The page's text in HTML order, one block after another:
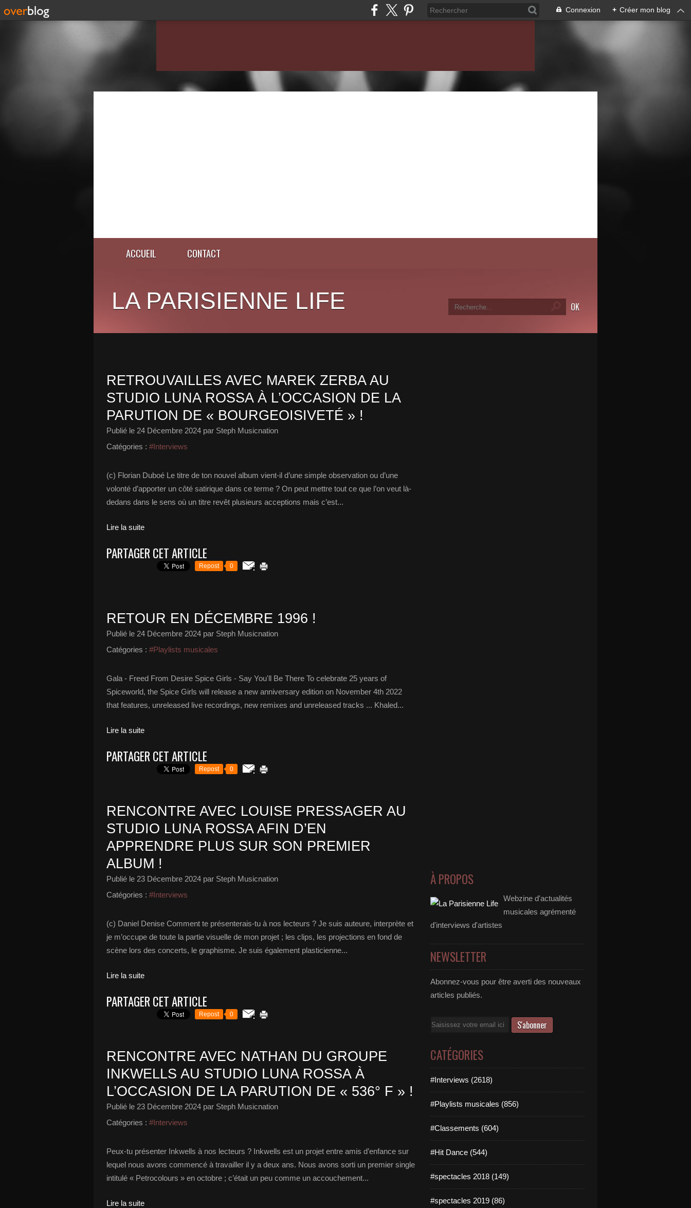
Connexion + Créer mon blog
ACCUEIL CONTACT
LA PARISIENNE LIFE
RETROUVAILLES AVEC MAREK ZERBA AU
STUDIO LUNA ROSSA À L’OCCASION DE LA
PARUTION DE « BOURGEOISIVETÉ » !
Publié le 24 Décembre 2024 par Steph Musicnation
Catégories : #Interviews
(c) Florian Duboé Le titre de ton nouvel album vient-il d’une simple observation ou d’une
volonté d’apporter un côté satirique dans ce terme ? On peut mettre tout ce que l’on veut là-
dedans dans le sens où un titre revêt plusieurs acceptions mais c’est...
Lire la suite
PARTAGER CET ARTICLE
Repost 0
RETOUR EN DÉCEMBRE 1996 !
Publié le 24 Décembre 2024 par Steph Musicnation
Catégories : #Playlists musicales
Gala - Freed From Desire Spice Girls - Say You'll Be There To celebrate 25 years of
Spiceworld, the Spice Girls will release a new anniversary edition on November 4th 2022
that features, unreleased live recordings, new remixes and unreleased tracks ... Khaled...
Lire la suite
PARTAGER CET ARTICLE
Repost 0
RENCONTRE AVEC LOUISE PRESSAGER AU
STUDIO LUNA ROSSA AFIN D’EN
APPRENDRE PLUS SUR SON PREMIER
ALBUM !
Publié le 23 Décembre 2024 par Steph Musicnation
Catégories : #Interviews
(c) Daniel Denise Comment te présenterais-tu à nos lecteurs ? Je suis auteure, interprète et
je m’occupe de toute la partie visuelle de mon projet ; les clips, les projections en fond de
scène lors des concerts, le graphisme. Je suis également plasticienne...
Lire la suite
PARTAGER CET ARTICLE
Repost 0
RENCONTRE AVEC NATHAN DU GROUPE
INKWELLS AU STUDIO LUNA ROSSA À
L’OCCASION DE LA PARUTION DE « 536° F » !
Publié le 23 Décembre 2024 par Steph Musicnation
Catégories : #Interviews
Peux-tu présenter Inkwells à nos lecteurs ? Inkwells est un projet entre amis d’enfance sur
lequel nous avons commencé à travailler il y a deux ans. Nous avons sorti un premier single
intitulé « Petrocolours » en octobre ; c’était un peu comme un accouchement...
Lire la suite
À PROPOS
Webzine d'actualités
musicales agrémenté
d'interviews d'artistes
NEWSLETTER
Abonnez-vous pour être averti des nouveaux
articles publiés.
Email
CATÉGORIES
#Interviews (2618)
#Playlists musicales (856)
#Classements (604)
#Hit Dance (544)
#spectacles 2018 (149)
#spectacles 2019 (86)